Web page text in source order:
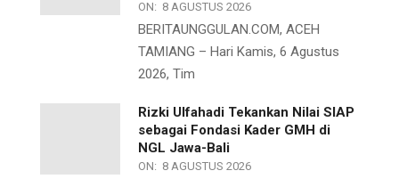
ON: 8 AGUSTUS 2026
BERITAUNGGULAN.COM, ACEH
TAMIANG – Hari Kamis, 6 Agustus
2026, Tim
Rizki Ulfahadi Tekankan Nilai SIAP
sebagai Fondasi Kader GMH di
NGL Jawa-Bali
ON: 8 AGUSTUS 2026